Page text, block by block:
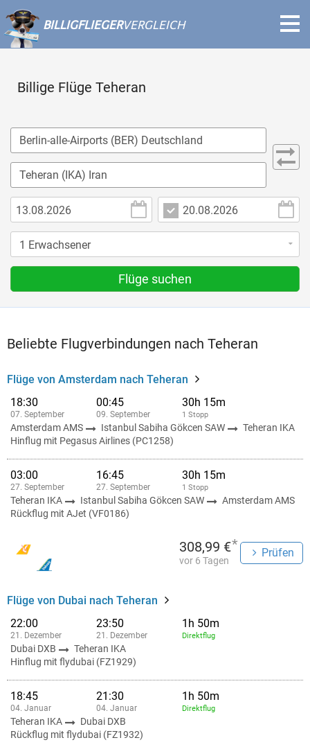
BILLIGFLIEGERVERGLEICH
Billige Flüge Teheran
Flüge suchen
Beliebte Flugverbindungen nach Teheran
Flüge von Amsterdam nach Teheran
18:30
07. September
00:45
09. September
30h 15m
1 Stopp
Amsterdam AMS Istanbul Sabiha Gökcen SAW
Teheran IKA
Hinflug mit Pegasus Airlines (PC1258)
03:00
27. September
16:45
27. September
30h 15m
1 Stopp
Teheran IKA Istanbul Sabiha Gökcen SAW
Amsterdam AMS
Rückflug mit AJet (VF0186)
308,99 €*
vor 6 Tagen
Prüfen
Flüge von Dubai nach Teheran
22:00
21. Dezember
23:50
21. Dezember
1h 50m
Direktflug
Dubai DXB
Teheran IKA
Hinflug mit flydubai (FZ1929)
18:45
04. Januar
21:30
04. Januar
1h 50m
Direktflug
Teheran IKA
Dubai DXB
Rückflug mit flydubai (FZ1932)